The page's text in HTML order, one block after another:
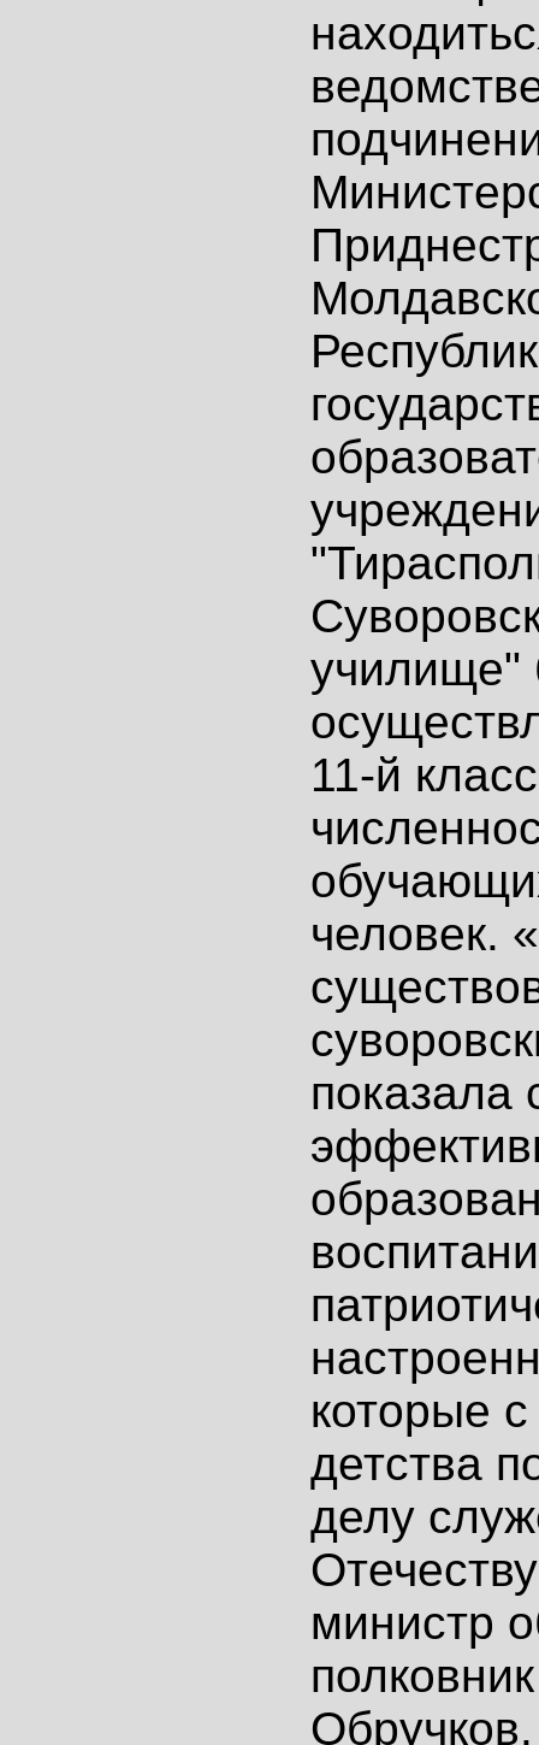
училище"
11-й
человек.
показала
которые
детства
делу
министр